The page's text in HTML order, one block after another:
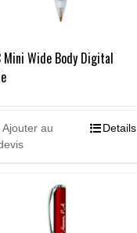
Mini Wide Body Digital
Ajouter au
Details